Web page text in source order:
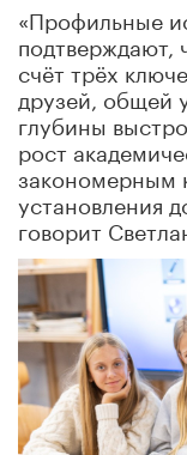
«Профильные
подтверждают,
счёт трёх
друзей, общей
глубины
рост
закономерным
установления
говорит